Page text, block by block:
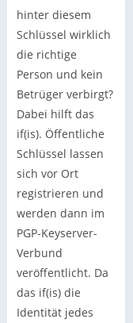
hinter diesem
Schlüssel wirklich
die richtige
Person und kein
Betrüger verbirgt?
Dabei hilft das
if(is). Öffentliche
Schlüssel lassen
sich vor Ort
registrieren und
werden dann im
PGP-Keyserver-
Verbund
veröffentlicht. Da
das if(is) die
Identität jedes